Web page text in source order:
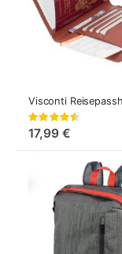
Bewertung:
17,99 €